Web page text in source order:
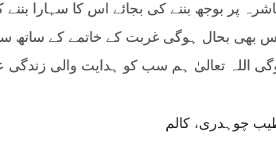
پر بوجھ بننے کی بجائے اس کا سہارا
بھی بحال ہوگی غربت کے خاتمے کے ساتھ
اللہ تعالیٰ ہم سب کو ہدایت والی زندگی
چوہدری، کالم